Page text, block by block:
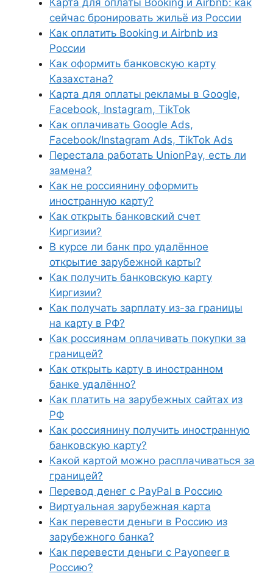
Карта для оплаты Booking и Airbnb: как
сейчас бронировать жильё из России
Как оплатить Booking и Airbnb из
России
Как оформить банковскую карту
Казахстана?
Карта для оплаты рекламы в Google,
Facebook, Instagram, TikTok
Как оплачивать Google Ads,
Facebook/Instagram Ads, TikTok Ads
Перестала работать UnionPay, есть ли
замена?
Как не россиянину оформить
иностранную карту?
Как открыть банковский счет
Киргизии?
В курсе ли банк про удалённое
открытие зарубежной карты?
Как получить банковскую карту
Киргизии?
Как получать зарплату из-за границы
на карту в РФ?
Как россиянам оплачивать покупки за
границей?
Как открыть карту в иностранном
банке удалённо?
Как платить на зарубежных сайтах из
РФ
Как россиянину получить иностранную
банковскую карту?
Какой картой можно расплачиваться за
границей?
Перевод денег с PayPal в Россию
Виртуальная зарубежная карта
Как перевести деньги в Россию из
зарубежного банка?
Как перевести деньги с Payoneer в
Россию?